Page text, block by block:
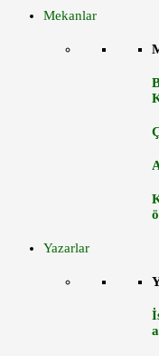
Mekanlar
Yazarlar